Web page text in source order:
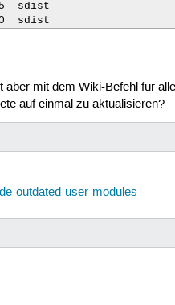
sdist
sdist
mit dem Wiki-Befehl für
auf einmal zu aktualisieren?
outdated-user-modules